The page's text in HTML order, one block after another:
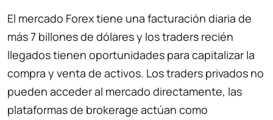
El mercado Forex tiene una facturación diaria de
más 7 billones de dólares y los traders recién
llegados tienen oportunidades para capitalizar la
compra y venta de activos. Los traders privados no
pueden acceder al mercado directamente, las
plataformas de brokerage actúan como